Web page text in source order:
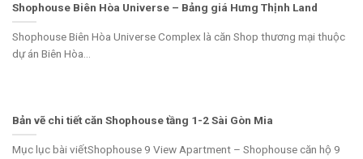
Shophouse Biên Hòa Universe – Bảng giá Hưng Thịnh Land
Shophouse Biên Hòa Universe Complex là căn Shop thương mại thuộc
dự án Biên Hòa...
Bản vẽ chi tiết căn Shophouse tầng 1-2 Sài Gòn Mia
Mục lục bài viếtShophouse 9 View Apartment – Shophouse căn hộ 9